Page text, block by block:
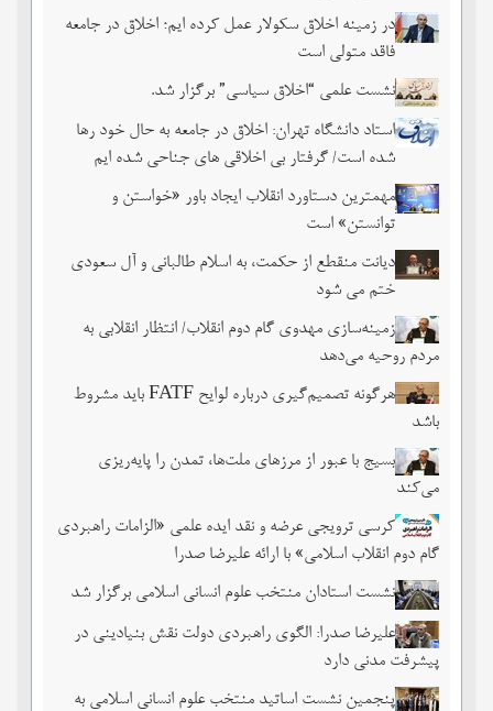
در زمینه اخلاق سکولار عمل کرده ایم؛ اخلاق در جامعه
فاقد متولی است
نشست علمی “اخلاق سیاسی” برگزار شد.
استاد دانشگاه تهران: اخلاق در جامعه به حال خود رها
شده است/ گرفتار بی اخلاقی های جناحی شده ایم
مهمترین دستاورد انقلاب ایجاد باور «خواستن و
توانستن» است
دیانت منقطع از حکمت، به اسلام طالبانی و آل سعودی
ختم می شود
زمینه‌سازی مهدوی گام دوم انقلاب/ انتظار انقلابی به
مردم روحیه می‌دهد
هرگونه تصمیم‌گیری درباره لوایح FATF باید مشروط
باشد
بسیج با عبور از مرزهای ملت‌‌ها، تمدن را پایه‌ریزی
می‌کند
کرسی ترویجی عرضه و نقد ایده علمی «الزامات راهبردی
گام دوم انقلاب اسلامی» با ارائه علیرضا صدرا
نشست استادان منتخب علوم انسانی اسلامی برگزار شد
علیرضا صدرا: الگوی راهبردی دولت نقش بنیادینی در
پیشرفت مدنی دارد
پنجمین نشست اساتید منتخب علوم انسانی اسلامی به